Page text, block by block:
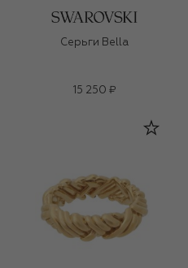
Серьги Bella
15 250 ₽